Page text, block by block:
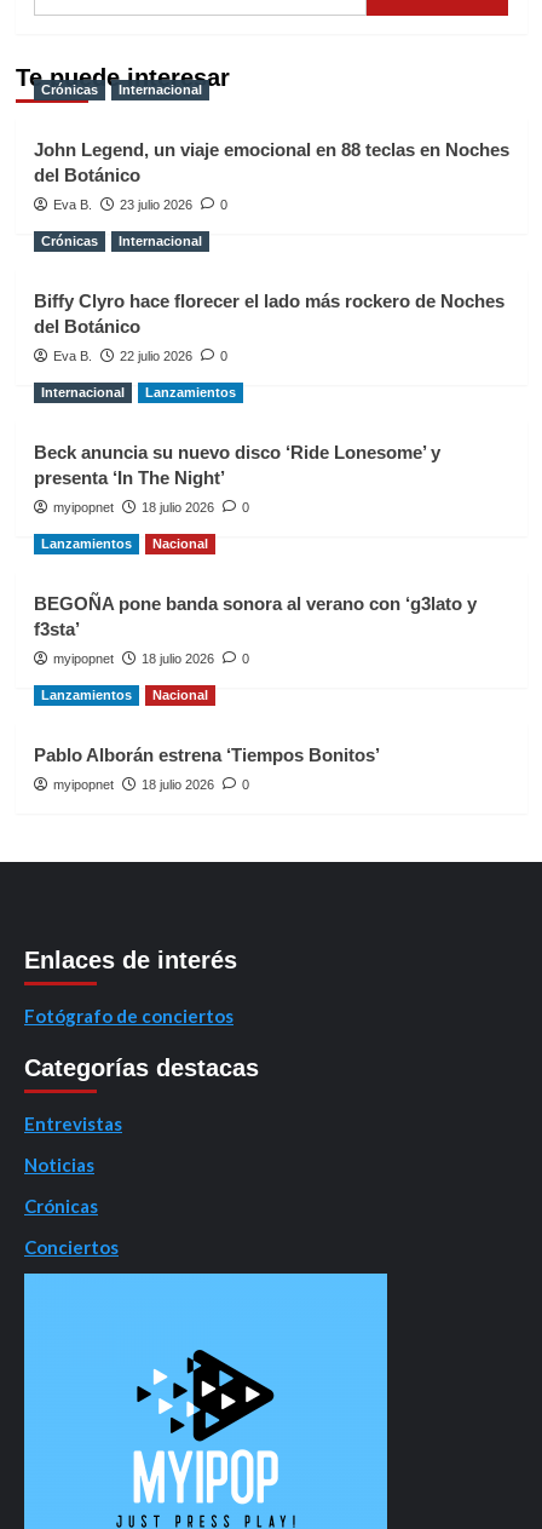
Te puede interesar
Crónicas Internacional
John Legend, un viaje emocional en 88 teclas en Noches
del Botánico
Eva B. 23 julio 2026 0
Crónicas Internacional
Biffy Clyro hace florecer el lado más rockero de Noches
del Botánico
Eva B. 22 julio 2026 0
Internacional Lanzamientos
Beck anuncia su nuevo disco ‘Ride Lonesome’ y
presenta ‘In The Night’
myipopnet 18 julio 2026 0
Lanzamientos Nacional
BEGOÑA pone banda sonora al verano con ‘g3lato y
f3sta’
myipopnet 18 julio 2026 0
Lanzamientos Nacional
Pablo Alborán estrena ‘Tiempos Bonitos’
myipopnet 18 julio 2026 0
Enlaces de interés
Fotógrafo de conciertos
Categorías destacas
Entrevistas
Noticias
Crónicas
Conciertos